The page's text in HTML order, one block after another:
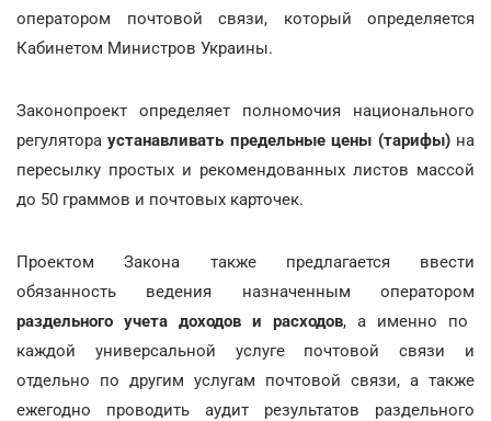
оператором почтовой связи, который определяется
Кабинетом Министров Украины.
Законопроект определяет полномочия национального
регулятораустанавливать предельные цены (тарифы)на
пересылку простых и рекомендованных листов массой
до 50 граммов и почтовых карточек.
Проектом Закона также предлагается ввести
обязанность ведения назначенным оператором
раздельного учета доходов и расходов, а именно по
каждой универсальной услуге почтовой связи и
отдельно по другим услугам почтовой связи, а также
ежегодно проводить аудит результатов раздельного